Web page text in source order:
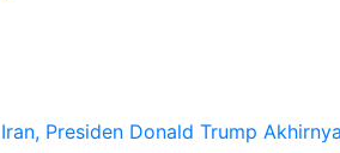
Presiden Donald Trump